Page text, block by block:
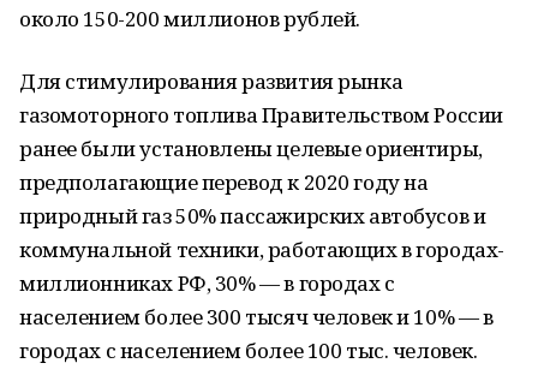
около 150-200 миллионов рублей.
Для стимулирования развития рынка
газомоторного топлива Правительством России
ранее были установлены целевые ориентиры,
предполагающие перевод к 2020 году на
природный газ 50% пассажирских автобусов и
коммунальной техники, работающих в городах-
миллионниках РФ, 30% — в городах с
населением более 300 тысяч человек и 10% — в
городах с населением более 100 тыс. человек.